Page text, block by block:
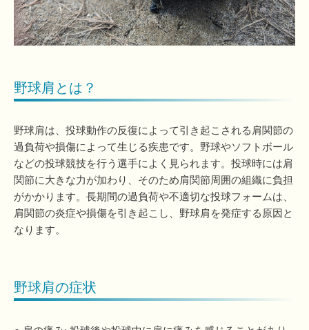
野球肩とは？
野球肩は、投球動作の反復によって引き起こされる肩関節の
過負荷や損傷によって生じる疾患です。野球やソフトボール
などの投球競技を行う選手によく見られます。投球時には肩
関節に大きな力が加わり、そのため肩関節周囲の組織に負担
がかかります。長期間の過負荷や不適切な投球フォームは、
肩関節の炎症や損傷を引き起こし、野球肩を発症する原因と
なります。
野球肩の症状